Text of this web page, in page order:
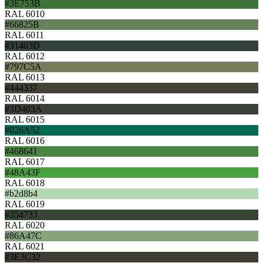
#3E753B
RAL 6010
#66825B
RAL 6011
#31403D
RAL 6012
#797C5A
RAL 6013
#444337
RAL 6014
#3D403A
RAL 6015
#026A52
RAL 6016
#468641
RAL 6017
#48A43F
RAL 6018
#b2d8b4
RAL 6019
#354733
RAL 6020
#86A47C
RAL 6021
#3E3C32